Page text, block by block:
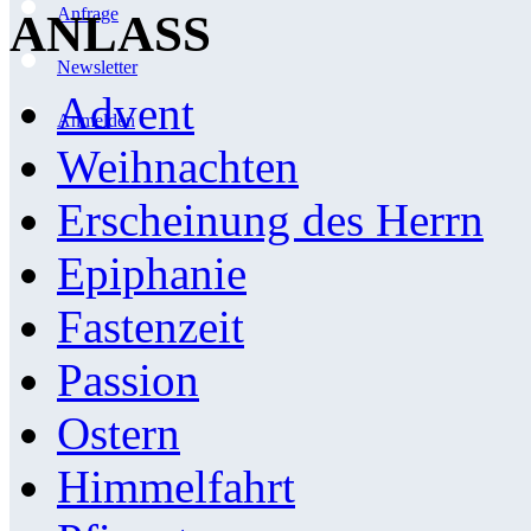
Anfrage
Newsletter
Anmelden
ANLASS
Advent
Weihnachten
Erscheinung des Herrn
Epiphanie
Fastenzeit
Passion
Ostern
Himmelfahrt